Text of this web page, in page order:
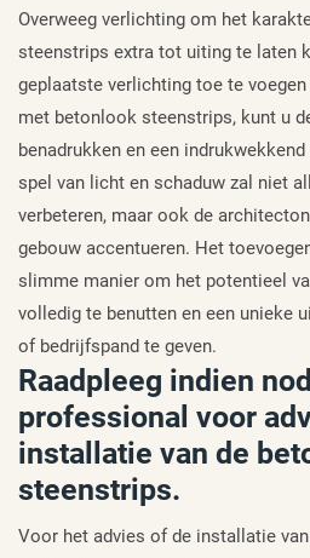
Overweeg verlichting om het
steenstrips extra tot uiting te laten
geplaatste verlichting toe te
met betonlook steenstrips, kunt u
benadrukken en een
spel van licht en schaduw zal niet
verbeteren, maar ook de
gebouw accentueren. Het
slimme manier om het potentieel
volledig te benutten en een unieke
of bedrijfspand te geven.
Raadpleeg indien
professional voor
installatie van de
steenstrips.
Voor het advies of de installatie